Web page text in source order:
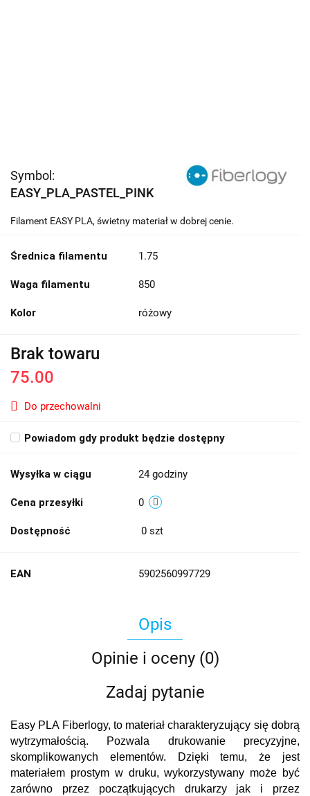
Symbol:
EASY_PLA_PASTEL_PINK
Filament EASY PLA, świetny materiał w dobrej cenie.
Średnica filamentu 1.75
Waga filamentu 850
Kolor różowy
Brak towaru
75.00
Do przechowalni
Powiadom gdy produkt będzie dostępny
Wysyłka w ciągu 24 godziny
Cena przesyłki 0
Dostępność 0 szt
EAN 5902560997729
Opis
Opinie i oceny (0)
Zadaj pytanie
Easy PLA Fiberlogy, to materiał charakteryzujący się dobrą
wytrzymałością. Pozwala drukowanie precyzyjne,
skomplikowanych elementów. Dzięki temu, że jest
materiałem prostym w druku, wykorzystywany może być
zarówno przez początkujących drukarzy jak i przez